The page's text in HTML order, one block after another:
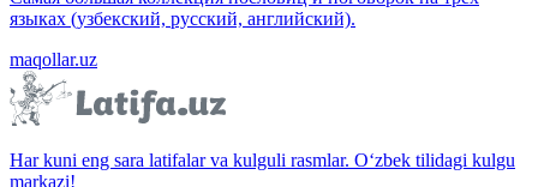
языках (узбекский, русский, английский).
maqollar.uz
Har kuni eng sara latifalar va kulguli rasmlar. O‘zbek tilidagi kulgu
markazi!